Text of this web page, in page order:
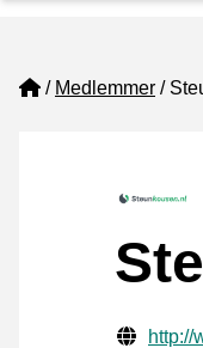
Home
Medlemmer
Verifisert
http://